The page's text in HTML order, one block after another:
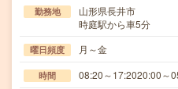
勤務地
山形県長井市
時庭駅から車5分
曜日頻度 月～金
時間 08:20～17:2020:00～